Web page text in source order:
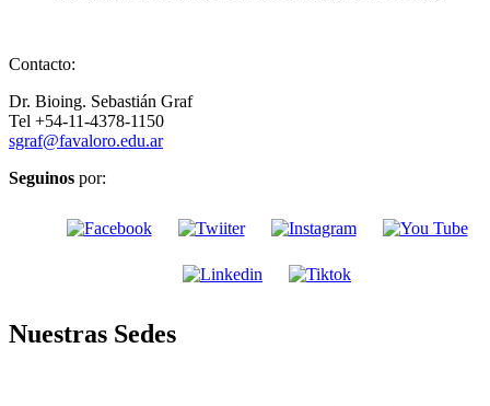
Contacto:
Dr. Bioing. Sebastián Graf
Tel +54-11-4378-1150
sgraf@favaloro.edu.ar
Seguinos por:
Nuestras Sedes